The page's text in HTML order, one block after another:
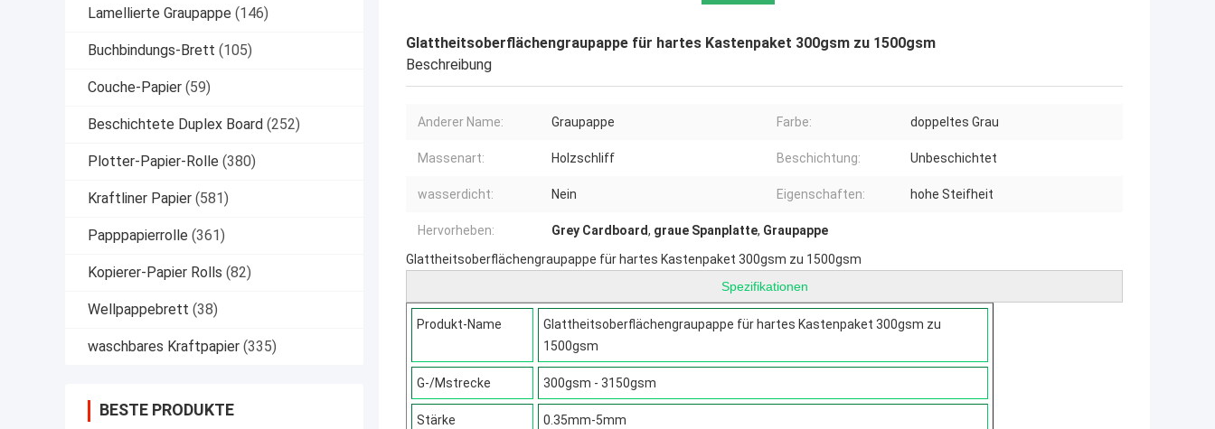
Lamellierte Graupappe (146)
Buchbindungs-Brett (105)
Couche-Papier (59)
Beschichtete Duplex Board (252)
Plotter-Papier-Rolle (380)
Kraftliner Papier (581)
Papppapierrolle (361)
Kopierer-Papier Rolls (82)
Wellpappebrett (38)
waschbares Kraftpapier (335)
BESTE PRODUKTE
Glattheitsoberflächengraupappe für hartes Kastenpaket 300gsm zu 1500gsm
Beschreibung
Anderer Name: Graupappe Farbe: doppeltes Grau
Massenart: Holzschliff Beschichtung: Unbeschichtet
wasserdicht: Nein Eigenschaften: hohe Steifheit
Hervorheben: Grey Cardboard, graue Spanplatte, Graupappe
Glattheitsoberflächengraupappe für hartes Kastenpaket 300gsm zu 1500gsm
Spezifikationen
Produkt-Name
Glattheitsoberflächengraupappe für hartes Kastenpaket 300gsm zu
1500gsm
G-/Mstrecke 300gsm - 3150gsm
Stärke 0.35mm-5mm